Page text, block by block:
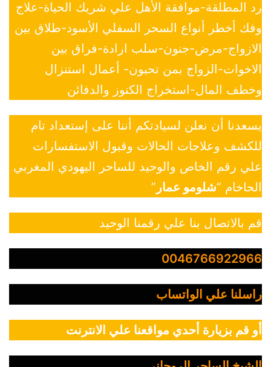
رد المطلقة-موافقة الأهل علي شريك الحياة-علاج
وفك أخطر أنواع السحر السفلي الأسود-طلاق بين
الازواج-مرض-جنون-سلب ارادة-فراق بين
الاخوات-الزواج بمن تحبون- أعمال استنزال
وخطف المال-استخراج الكنوز والدفائن
يسعدنا أن نعلن لسيادتكم أننا على إستعداد تام
للكشف وعلاجات الحالات وقبول الاستفسارات
علي رقم الخاص والوحيد للساحر اليهودي المغربي
الحاخام “شلومو عمار ”
قم بالاتصال بنا علي رقمنا الوحيد
0046766922966
راسلنا علي الواتساب
أو قم بزيارة أحدي مواقعنا علي الانترنت